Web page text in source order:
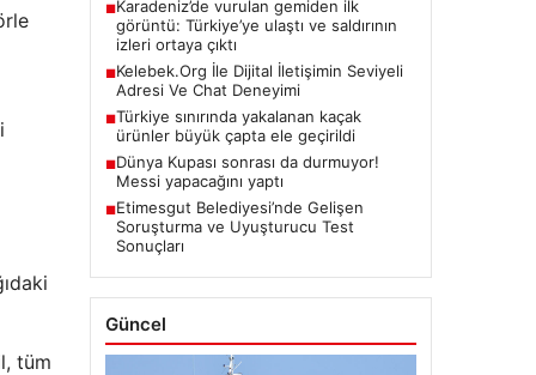
tüm
■Karadeniz’de vurulan gemiden ilk
görüntü: Türkiye’ye ulaştı ve saldırının
izleri ortaya çıktı
■Kelebek.Org İle Dijital İletişimin Seviyeli
Adresi Ve Chat Deneyimi
■Türkiye sınırında yakalanan kaçak
ürünler büyük çapta ele geçirildi
■Dünya Kupası sonrası da durmuyor!
Messi yapacağını yaptı
■Etimesgut Belediyesi’nde Gelişen
Soruşturma ve Uyuşturucu Test
Sonuçları
Güncel